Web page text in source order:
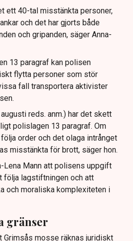
ett 40-tal misstänkta personer,
och det har gjorts både
och gripanden, säger Anna-
13 paragraf kan polisen
flytta personer som stör
fall transportera aktivister
reds. anm.) har det skett
polislagen 13 paragraf. Om
order och det olaga intrånget
misstänkta för brott, säger hon.
Lena Mann att polisens uppgift
följa lagstiftningen och att
och moraliska komplexiteten i
gränser
Grimsås mosse räknas juridiskt